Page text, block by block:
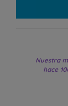
Nuestra
hace